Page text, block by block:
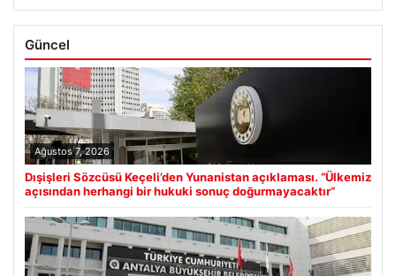
Güncel
Ağustos 7, 2026
Dışişleri Sözcüsü Keçeli’den Yunanistan açıklaması. “Ülkemiz
açısından herhangi bir hukuki sonuç doğurmayacaktır”